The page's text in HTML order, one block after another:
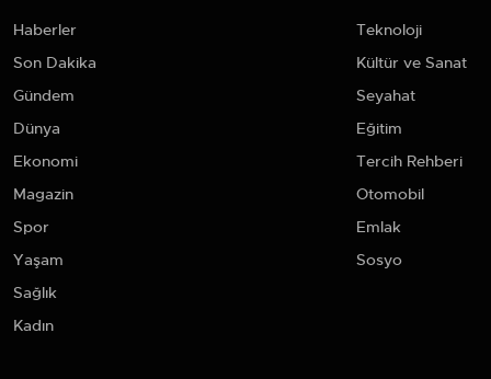
Haberler
Son Dakika
Gündem
Dünya
Ekonomi
Magazin
Spor
Yaşam
Sağlık
Kadın
Teknoloji
Kültür ve Sanat
Seyahat
Eğitim
Tercih Rehberi
Otomobil
Emlak
Sosyo